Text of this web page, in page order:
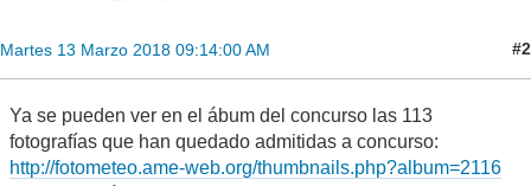
Martes 13 Marzo 2018 09:14:00 AM #2
Ya se pueden ver en el ábum del concurso las 113
fotografías que han quedado admitidas a concurso:
http://fotometeo.ame-web.org/thumbnails.php?album=2116